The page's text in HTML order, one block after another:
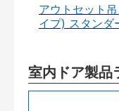
アウトセット
イプ) スタンダ
室内ドア製品